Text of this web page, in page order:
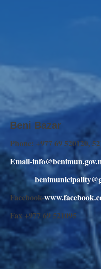
Beni Bazar
Phone: +977 69 520120,
Email-
Facebook-
Fax +977 69 521095